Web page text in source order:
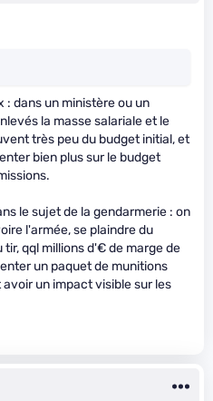
: dans un ministère ou un
la masse salariale et le
très peu du budget initial, et
bien plus sur le budget
le sujet de la gendarmerie : on
l'armée, se plaindre du
qql millions d'€ de marge de
un paquet de munitions
un impact visible sur les